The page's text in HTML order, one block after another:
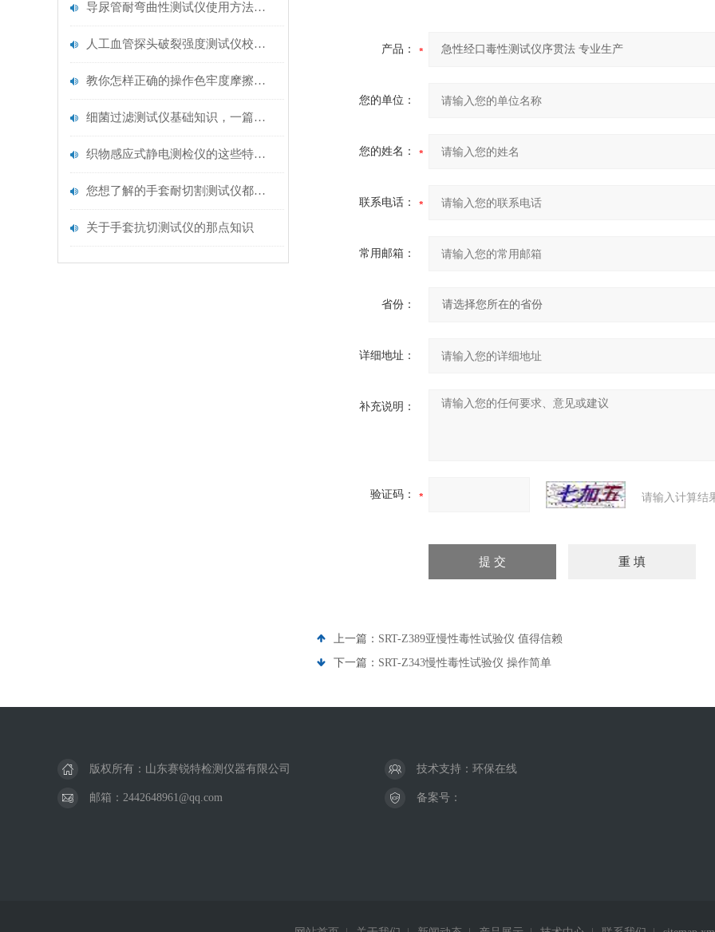
导尿管耐弯曲性测试仪使用方法与操作规范
人工血管探头破裂强度测试仪校准规范：精准赋能医疗安全的技术基准
教你怎样正确的操作色牢度摩擦测试机
细菌过滤测试仪基础知识，一篇搞定
织物感应式静电测检仪的这些特点很少有人都知道
您想了解的手套耐切割测试仪都在这里了
关于手套抗切测试仪的那点知识
产品：
您的单位：
您的姓名：
联系电话：
常用邮箱：
省份：
详细地址：
补充说明：
验证码： 请输入计算结
上一篇： SRT-Z389亚慢性毒性试验仪 值得信赖
下一篇： SRT-Z343慢性毒性试验仪 操作简单
版权所有：山东赛锐特检测仪器有限公司 技术支持： 环保在线
邮箱：2442648961@qq.com 备案号：